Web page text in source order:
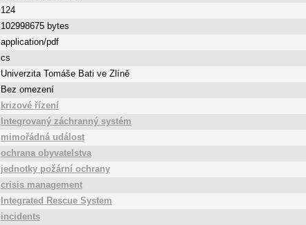
124
102998675 bytes
application/pdf
cs
Univerzita Tomáše Bati ve Zlíně
Bez omezení
krizové řízení
Integrovaný záchranný systém
mimořádná událost
ochrana obyvatelstva
jednotky požární ochrany
crisis management
Integrated Rescue System
incidents